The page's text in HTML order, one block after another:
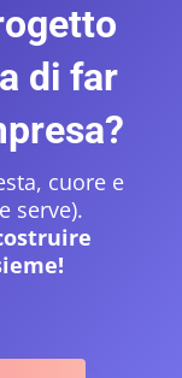
di far
cuore e
serve).